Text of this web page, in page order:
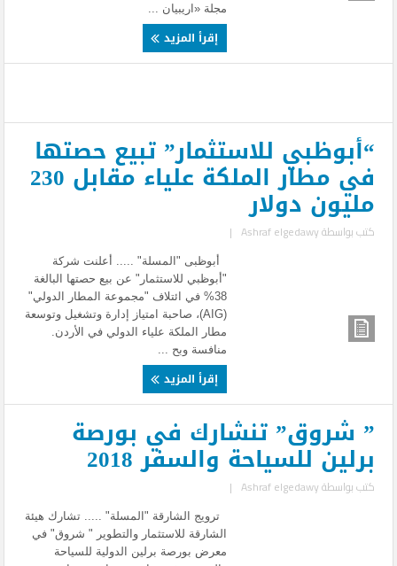
مجلة «اريبيان ...
إقرأ المزيد
“أبوظبي للاستثمار” تبيع حصتها
في مطار الملكة علياء مقابل 230
مليون دولار
كتب بواسطةAshraf elgedawy
|
أبوظبى "المسلة" ..... أعلنت شركة
"أبوظبي للاستثمار" عن بيع حصتها البالغة
38% في ائتلاف "مجموعة المطار الدولي"
(AIG)، صاحبة امتياز إدارة وتشغيل وتوسعة
مطار الملكة علياء الدولي في الأردن.
منافسة وبح ...
إقرأ المزيد
” شروق” تنشارك في بورصة
برلين للسياحة والسفر 2018
كتب بواسطةAshraf elgedawy
|
ترويج الشارقة "المسلة" ..... تشارك هيئة
الشارقة للاستثمار والتطوير " شروق" في
معرض بورصة برلين الدولية للسياحة